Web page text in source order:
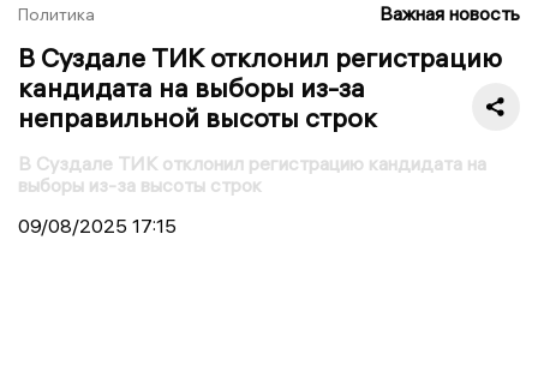
Политика Важная новость
В Суздале ТИК отклонил регистрацию
кандидата на выборы из-за
неправильной высоты строк
В Суздале ТИК отклонил регистрацию кандидата на
выборы из-за высоты строк
09/08/2025 17:15